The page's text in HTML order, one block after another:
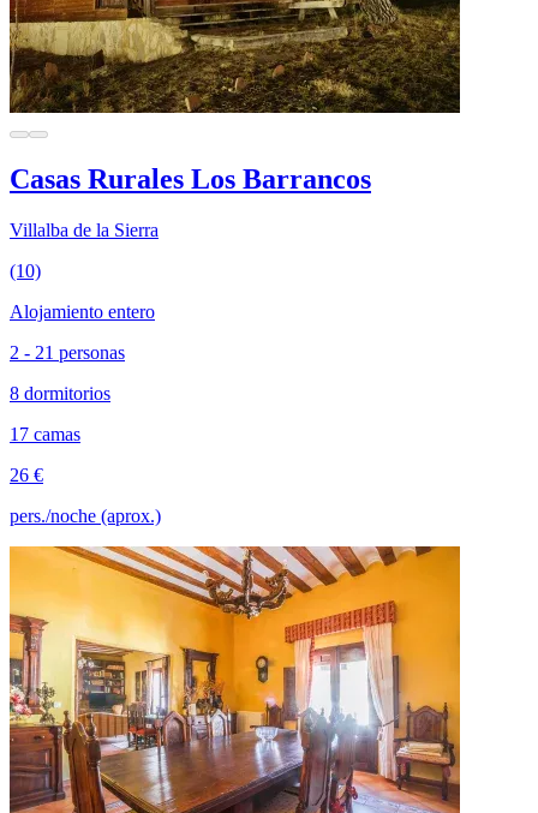
Casas Rurales Los Barrancos
Villalba de la Sierra
(10)
Alojamiento entero
2 - 21 personas
8 dormitorios
17 camas
26 €
pers./noche (aprox.)